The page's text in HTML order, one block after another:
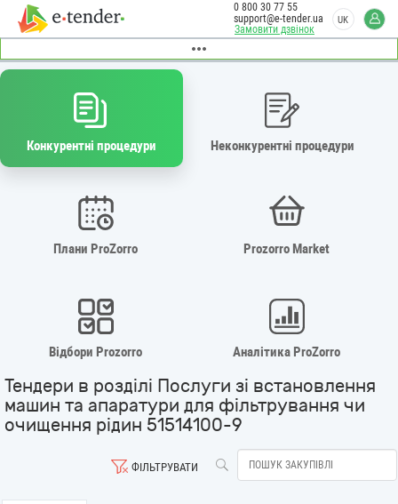
Замовити дзвінок
0 800 30 77 55
support@e-tender.ua
UK
Конкурентні процедури Неконкурентні процедури
Плани ProZorro Prozorro Market
Відбори Prozorro Аналітика ProZorro
Тендери в розділі Послуги зі встановлення
машин та апаратури для фільтрування чи
очищення рідин 51514100-9
ФІЛЬТРУВАТИ